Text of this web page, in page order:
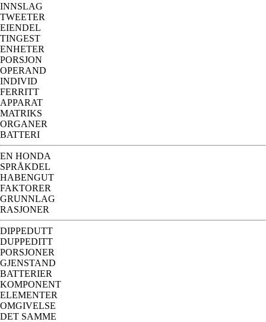
INNSLAG
TWEETER
EIENDEL
TINGEST
ENHETER
PORSJON
OPERAND
INDIVID
FERRITT
APPARAT
MATRIKS
ORGANER
BATTERI
EN HONDA
SPRÅKDEL
HABENGUT
FAKTORER
GRUNNLAG
RASJONER
DIPPEDUTT
DUPPEDITT
PORSJONER
GJENSTAND
BATTERIER
KOMPONENT
ELEMENTER
OMGIVELSE
DET SAMME